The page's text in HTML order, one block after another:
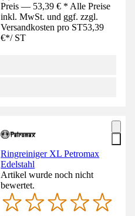
Preis — 53,39 € * Alle Preise
inkl. MwSt. und ggf. zzgl.
Versandkosten pro ST53,39
€*/ ST
Ringreiniger XL Petromax
Edelstahl
Artikel wurde noch nicht
bewertet.